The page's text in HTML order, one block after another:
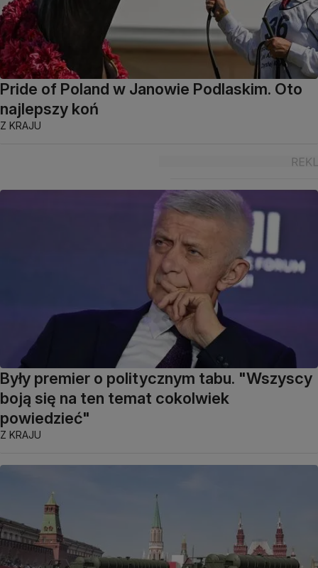
Pride of Poland w Janowie Podlaskim. Oto
najlepszy koń
Z KRAJU
Były premier o politycznym tabu. "Wszyscy
boją się na ten temat cokolwiek
powiedzieć"
Z KRAJU